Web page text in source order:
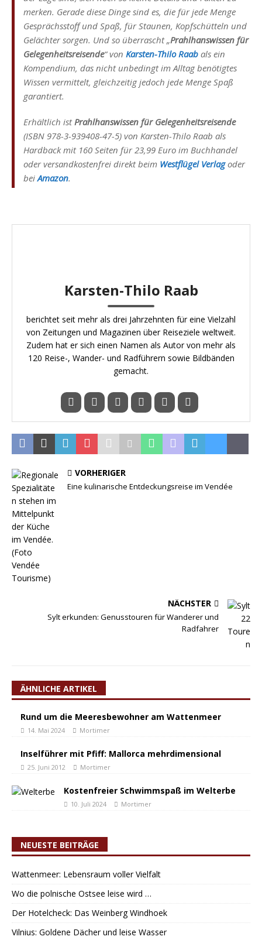
merken. Gerade diese Dinge sind es, die für jede Menge
Gesprächsstoff und Spaß, für Staunen, Kopfschütteln und
Gelächter sorgen. Und so überrascht „Prahlhanswissen für
Gelegenheitsreisende“ von Karsten-Thilo Raab als ein
Kompendium, das nicht unbedingt im Alltag benötigtes
Wissen vermittelt, gleichzeitig jedoch jede Menge Spaß
garantiert.
Erhältlich istPrahlhanswissen für Gelegenheitsreisende
(ISBN 978-3-939408-47-5) von Karsten-Thilo Raab als
Hardback mit 160 Seiten für 23,99 Euro im Buchhandel
oder versandkostenfrei direkt beim Westflügel Verlagoder
beiAmazon.
Karsten-Thilo Raab
berichtet seit mehr als drei Jahrzehnten für eine Vielzahl
von Zeitungen und Magazinen über Reiseziele weltweit.
Zudem hat er sich einen Namen als Autor von mehr als
120 Reise-, Wander- und Radführern sowie Bildbänden
gemacht.
VORHERIGER
Eine kulinarische Entdeckungsreise im Vendée
NÄCHSTER
Sylt erkunden: Genusstouren für Wanderer und
Radfahrer
ÄHNLICHE ARTIKEL
Rund um die Meeresbewohner am Wattenmeer
14. Mai 2024 Mortimer
Inselführer mit Pfiff: Mallorca mehrdimensional
25. Juni 2012 Mortimer
Kostenfreier Schwimmspaß im Welterbe
10. Juli 2024 Mortimer
NEUESTE BEITRÄGE
Wattenmeer: Lebensraum voller Vielfalt
Wo die polnische Ostsee leise wird …
Der Hotelcheck: Das Weinberg Windhoek
Vilnius: Goldene Dächer und leise Wasser